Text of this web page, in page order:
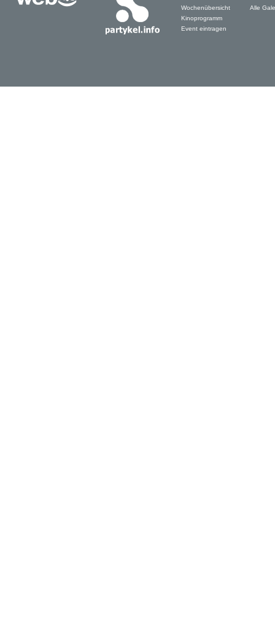
Wochenübersicht
Kinoprogramm
Event eintragen
Alle